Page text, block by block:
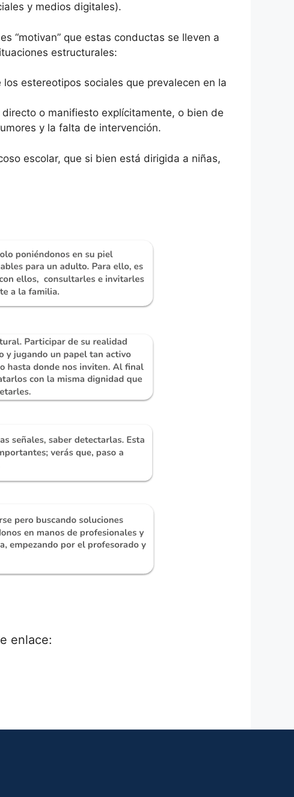
y medios digitales).
“motivan” que estas conductas se lleven a
estructurales:
estereotipos sociales que prevalecen en la
o manifiesto explícitamente, o bien de
y la falta de intervención.
escolar, que si bien está dirigida a niñas,
enlace: